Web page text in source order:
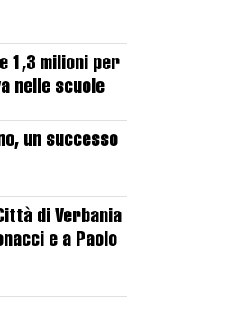
1,3 milioni per
nelle scuole
un successo
di Verbania
e a Paolo